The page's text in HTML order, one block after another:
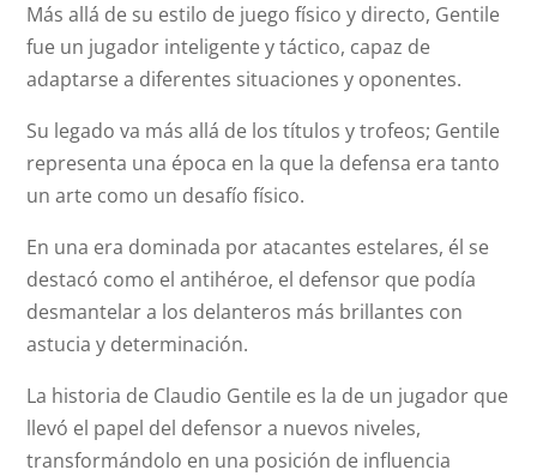
Más allá de su estilo de juego físico y directo, Gentile
fue un jugador inteligente y táctico, capaz de
adaptarse a diferentes situaciones y oponentes.
Su legado va más allá de los títulos y trofeos; Gentile
representa una época en la que la defensa era tanto
un arte como un desafío físico.
En una era dominada por atacantes estelares, él se
destacó como el antihéroe, el defensor que podía
desmantelar a los delanteros más brillantes con
astucia y determinación.
La historia de Claudio Gentile es la de un jugador que
llevó el papel del defensor a nuevos niveles,
transformándolo en una posición de influencia